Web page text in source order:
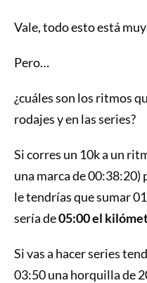
Vale, todo esto está
Pero…
¿cuáles son los ritmos
rodajes y en las series?
Si corres un 10k a un
una marca de
le tendrías que sumar
sería de05:00 el
Si vas a hacer series
03:50 una horquilla de